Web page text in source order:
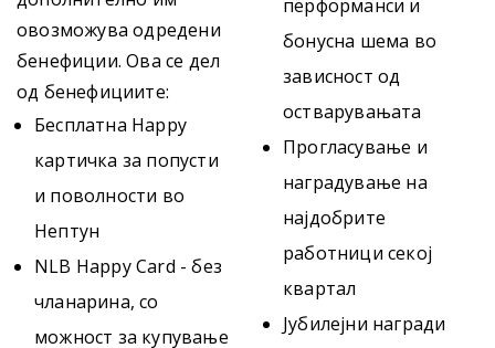
овозможува одредени
бенефиции. Ова се дел
од бенефициите:
Бесплатна Happy
картичка за попусти
и поволности во
Нептун
NLB Happy Card - без
чланарина, со
можност за купување
перформанси и
бонусна шема во
зависност од
остварувањата
Прогласување и
наградување на
најдобрите
работници секој
квартал
Јубилејни награди